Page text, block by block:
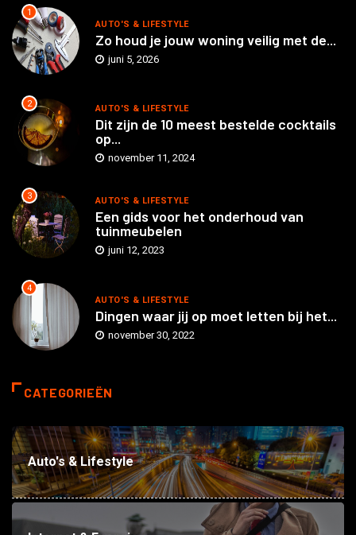
1
AUTO'S & LIFESTYLE
Zo houd je jouw woning veilig met de...
juni 5, 2026
2 AUTO'S & LIFESTYLE
Dit zijn de 10 meest bestelde cocktails
op...
november 11, 2024
3 AUTO'S & LIFESTYLE
Een gids voor het onderhoud van
tuinmeubelen
juni 12, 2023
4
AUTO'S & LIFESTYLE
Dingen waar jij op moet letten bij het...
november 30, 2022
CATEGORIEËN
Auto's & Lifestyle